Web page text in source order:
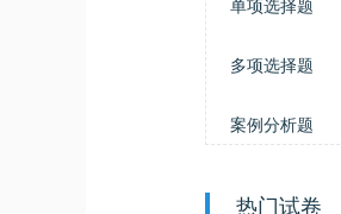
单项选择题
多项选择题
案例分析题
热门试卷